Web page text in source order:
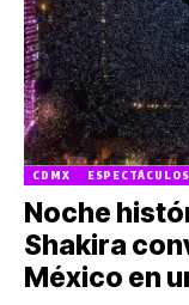
CDMX ESPECTÁCULOS
Noche
Shakira
México en